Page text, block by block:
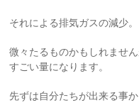
それによる排気ガスの減少。
微々たるものかもしれませ
すごい量になります。
先ずは自分たちが出来る事か